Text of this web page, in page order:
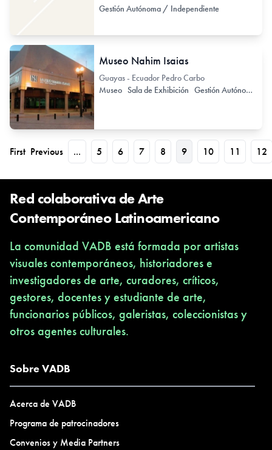
Gestión Autónoma / Independiente
Museo Nahim Isaias
Guayas - Ecuador Pedro Carbo
Museo Sala de Exhibición Gestión Autónoma / Independiente
First Previous ... 5 6 7 8 9 10 11 12
Red colaborativa de Arte
Contemporáneo Latinoamericano
La comunidad VADB está formada por artistas
visuales contemporáneos, historiadores e
investigadores de arte, curadores, críticos,
gestores, docentes y estudiante de arte,
funcionarios públicos, galeristas, coleccionistas y
otros agentes culturales.
Sobre VADB
Acerca de VADB
Programa de patrocinadores
Convenios y Media Partners